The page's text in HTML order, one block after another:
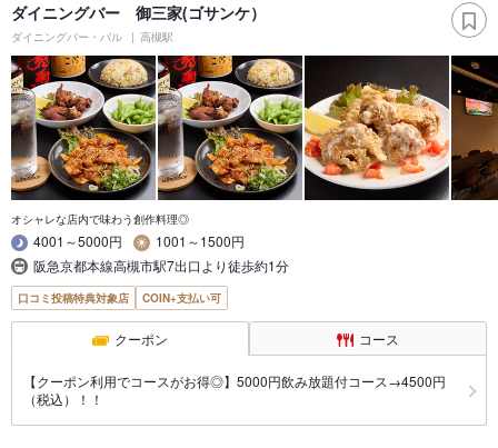
ダイニングバー 御三家(ゴサンケ）
ダイニングバー・バル 高槻駅
オシャレな店内で味わう創作料理◎
4001～5000円
1001～1500円
阪急京都本線高槻市駅7出口より徒歩約1分
口コミ投稿特典対象店 COIN+支払い可
クーポン コース
【クーポン利用でコースがお得◎】5000円飲み放題付コース→4500円
（税込）！！